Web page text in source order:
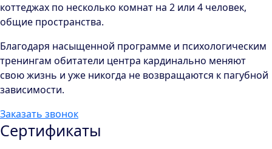
коттеджах по несколько комнат на 2 или 4 человек,
общие пространства.
Благодаря насыщенной программе и психологическим
тренингам обитатели центра кардинально меняют
свою жизнь и уже никогда не возвращаются к пагубной
зависимости.
Заказать звонок
Сертификаты